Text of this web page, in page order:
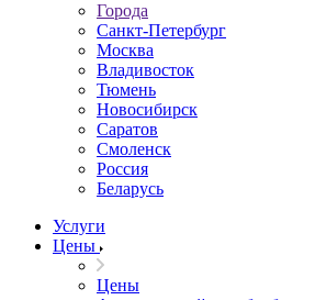
Города
Санкт-Петербург
Москва
Владивосток
Тюмень
Новосибирск
Саратов
Смоленск
Россия
Беларусь
Услуги
Цены
Цены